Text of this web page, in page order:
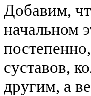
Добавим,
начальном
суставов,
другим, а